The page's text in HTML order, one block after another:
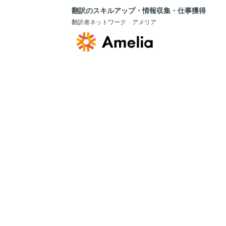
翻訳のスキルアップ・情報収集・仕事獲得
翻訳者ネットワーク アメリア